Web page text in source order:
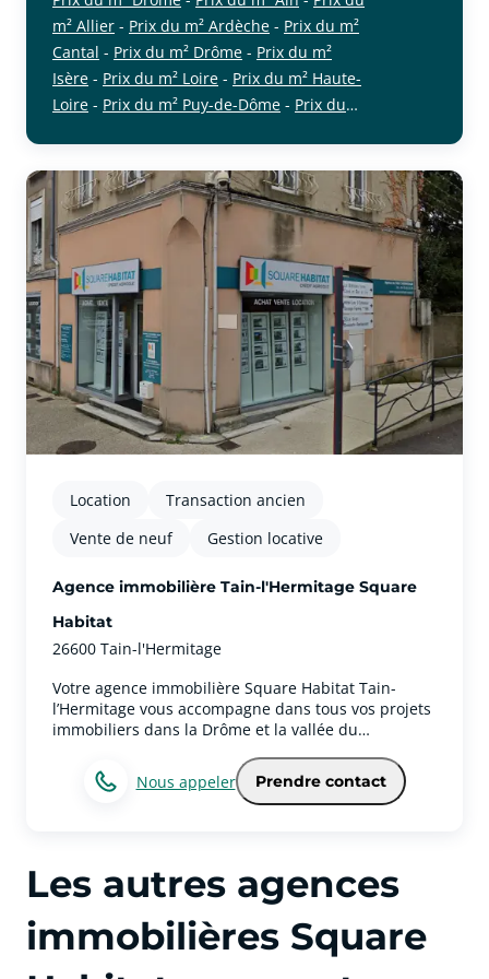
m² Allier - Prix du m² Ardèche - Prix du m²
Cantal - Prix du m² Drôme - Prix du m²
Isère - Prix du m² Loire - Prix du m² Haute-
Loire - Prix du m² Puy-de-Dôme - Prix du
Location
Transaction ancien
Vente de neuf
Gestion locative
Agence immobilière Tain-l'Hermitage Square
Habitat
26600 Tain-l'Hermitage
Votre agence immobilière Square Habitat Tain-
l’Hermitage vous accompagne dans tous vos projets
immobiliers dans la Drôme et la vallée du
conseillers vous accompagnent pour l’achat, la
vente, la location ainsi que pour vos projets
d’investissement immobilier à Tain-l’Hermitage et
Hermitage, Saint-Donat-sur-l’Herbasse, Romans-sur-
Isère ou encore Valence.Grâce à notre parfaite
connaissance du marché immobilier à Tain-
l’Hermitage et dans le nord de la Drôme, nous
accompagnons chaque année de nombreux clients
Prendre contact
Nous appeler
Les autres agences
immobilières Square